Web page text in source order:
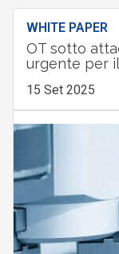
WHITE PAPER
OT sotto
urgente per
15 Set 2025